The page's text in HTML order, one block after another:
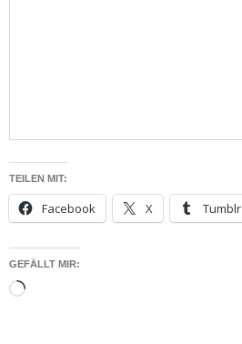
TEILEN MIT:
Facebook X Tumblr
GEFÄLLT MIR:
Wird